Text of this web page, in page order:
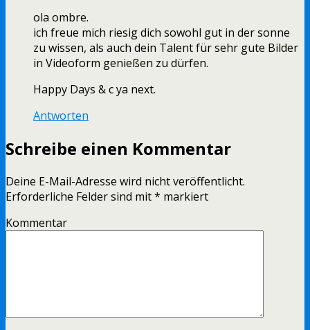
ola ombre.
ich freue mich riesig dich sowohl gut in der sonne
zu wissen, als auch dein Talent für sehr gute Bilder
in Videoform genießen zu dürfen.
Happy Days & c ya next.
Antworten
Schreibe einen Kommentar
Deine E-Mail-Adresse wird nicht veröffentlicht.
Erforderliche Felder sind mit* markiert
Kommentar